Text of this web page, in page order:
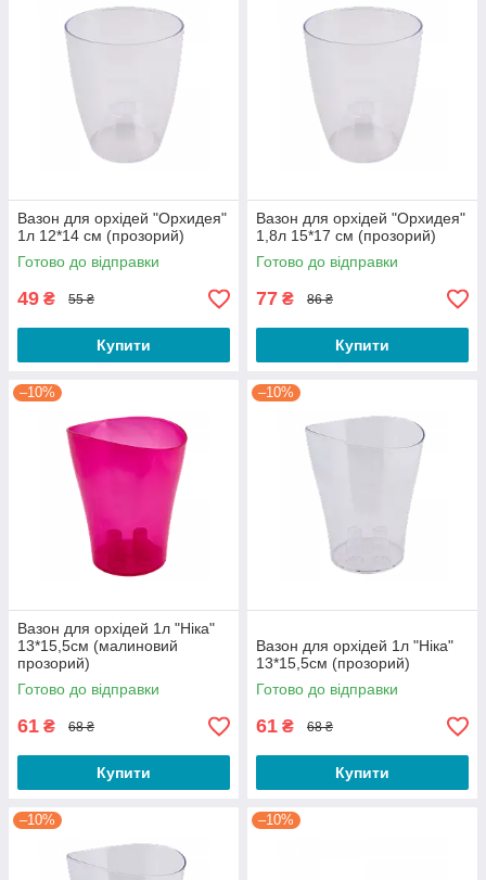
Вазон для орхідей "Орхидея"
1л 12*14 см (прозорий)
Готово до відправки
49 ₴ 55 ₴
Купити
Вазон для орхідей "Орхидея"
1,8л 15*17 см (прозорий)
Готово до відправки
77 ₴ 86 ₴
Купити
–10%
Вазон для орхідей 1л "Ніка"
13*15,5см (малиновий
прозорий)
Готово до відправки
61 ₴ 68 ₴
Купити
–10%
Вазон для орхідей 1л "Ніка"
13*15,5см (прозорий)
Готово до відправки
61 ₴ 68 ₴
Купити
–10% –10%